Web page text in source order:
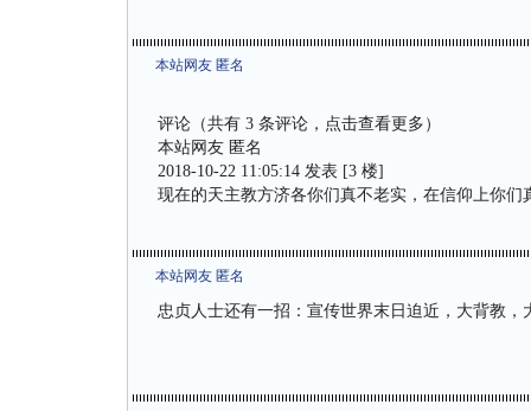
本站网友 匿名
评论（共有 3 条评论，点击查看更多）
本站网友 匿名
2018-10-22 11:05:14 发表 [3 楼]
现在的天主教方济各你们真不老实，在信仰上你
本站网友 匿名
忠贞人士还有一招：宣传世界末日迫近，大背教